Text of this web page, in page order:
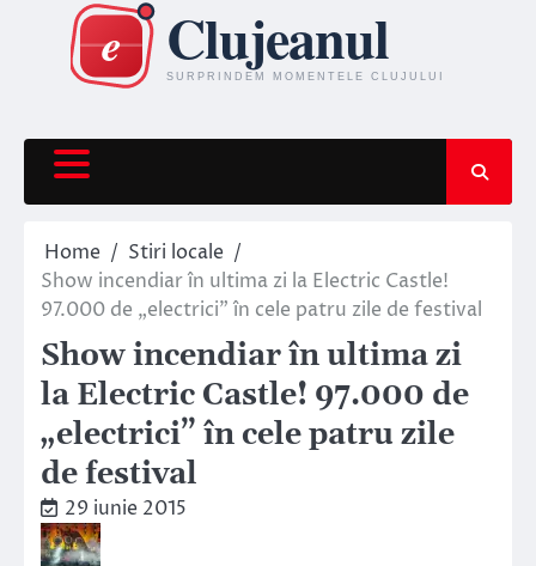
content
Home
Stiri locale
Show incendiar în ultima zi la Electric Castle!
97.000 de „electrici” în cele patru zile de festival
Show incendiar în ultima zi
la Electric Castle! 97.000 de
„electrici” în cele patru zile
de festival
29 iunie 2015